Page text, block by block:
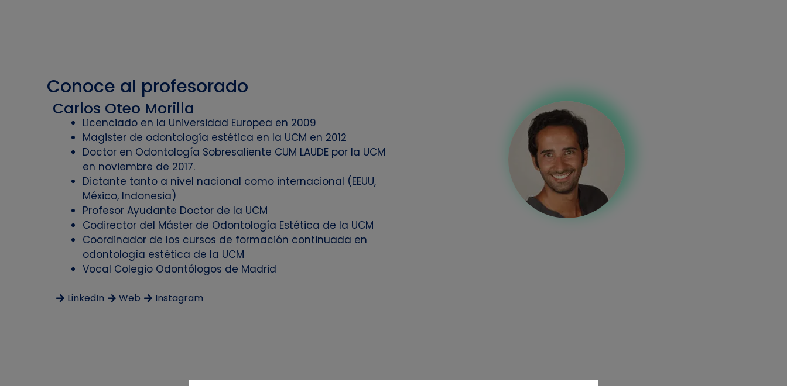
Conoce al profesorado
Carlos Oteo Morilla
Licenciado en la Universidad Europea en 2009
Magister de odontología estética en la UCM en 2012
Doctor en Odontología Sobresaliente CUM LAUDE por la UCM
en noviembre de 2017.
Dictante tanto a nivel nacional como internacional (EEUU,
México, Indonesia)
Profesor Ayudante Doctor de la UCM
Codirector del Máster de Odontología Estética de la UCM
Coordinador de los cursos de formación continuada en
odontología estética de la UCM
Vocal Colegio Odontólogos de Madrid
LinkedIn Web Instagram